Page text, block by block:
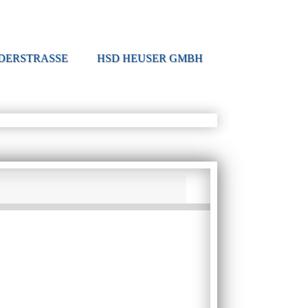
HSD HEUSER GMBH